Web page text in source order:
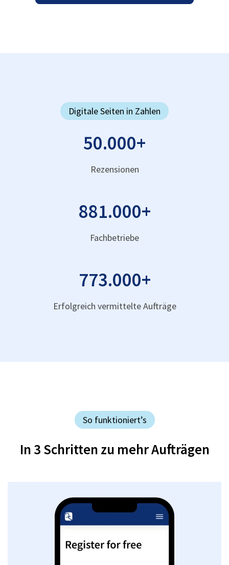
Digitale Seiten in Zahlen
50.000+
Rezensionen
881.000+
Fachbetriebe
773.000+
Erfolgreich vermittelte Aufträge
So funktioniert’s
In 3 Schritten zu mehr Aufträgen